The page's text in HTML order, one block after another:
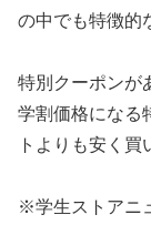
の中でも特徴的
特別クーポンが
学割価格になる
トよりも安く買
※学生ストアニ